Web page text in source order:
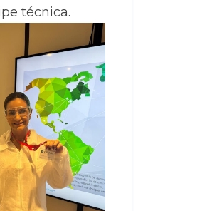
técnica.